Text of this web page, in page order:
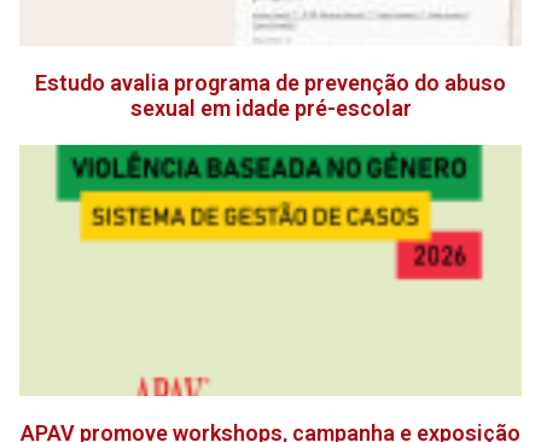
Estudo avalia programa de prevenção do abuso
sexual em idade pré-escolar
APAV promove workshops, campanha e exposição